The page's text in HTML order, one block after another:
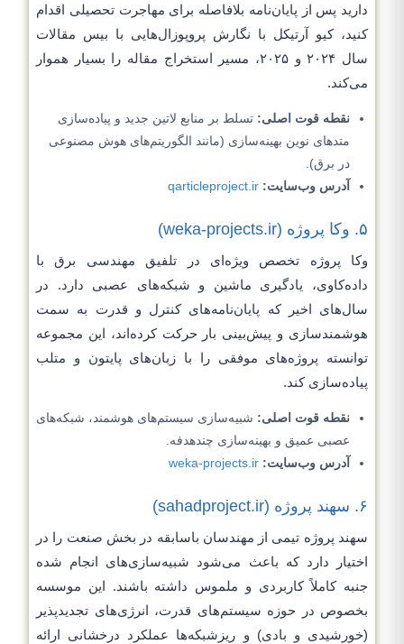
دارید پس از پایان‌نامه بلافاصله برای مهاجرت تحصیلی اقدام
کنید، کیو آرتیکل با نگارش پروپوزال‌هایی با بیس مقالات
سال ۲۰۲۴ و ۲۰۲۵، مسیر استخراج مقاله را بسیار هموار
می‌کند.
نقطه قوت اصلی: تسلط بر منابع لاتین جدید و پیاده‌سازی
متدهای نوین بهینه‌سازی (مانند الگوریتم‌های هوش مصنوعی
در برق).
آدرس وب‌سایت: qarticleproject.ir
۵. وکا پروژه (weka-projects.ir)
وکا پروژه تخصص ویژه‌ای در تلفیق مهندسی برق با
داده‌کاوی، یادگیری ماشین و شبکه‌های عصبی دارد. در
سال‌های اخیر که پایان‌نامه‌های کنترل و قدرت به سمت
هوشمندسازی و پیش‌بینی بار حرکت کرده‌اند، این مجموعه
توانسته پروژه‌های موفقی را با زبان‌های پایتون و متلب
پیاده‌سازی کند.
نقطه قوت اصلی: شبیه‌سازی سیستم‌های هوشمند، شبکه‌های
عصبی عمیق و بهینه‌سازی چندهدفه.
آدرس وب‌سایت: weka-projects.ir
۶. سهند پروژه (sahadproject.ir)
سهند پروژه تیمی از مهندسان باسابقه در بخش صنعت را در
اختیار دارد که باعث می‌شود شبیه‌سازی‌های انجام شده
جنبه کاملاً کاربردی و ملموس داشته باشند. این موسسه
بخصوص در حوزه سیستم‌های قدرت، انرژی‌های تجدیدپذیر
(خورشیدی و بادی) و ریزشبکه‌ها عملکرد درخشانی ارائه